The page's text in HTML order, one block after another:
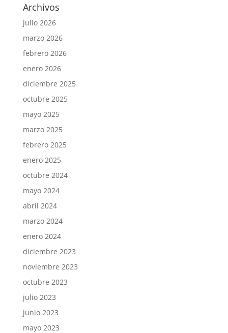
Archivos
julio 2026
marzo 2026
febrero 2026
enero 2026
diciembre 2025
octubre 2025
mayo 2025
marzo 2025
febrero 2025
enero 2025
octubre 2024
mayo 2024
abril 2024
marzo 2024
enero 2024
diciembre 2023
noviembre 2023
octubre 2023
julio 2023
junio 2023
mayo 2023